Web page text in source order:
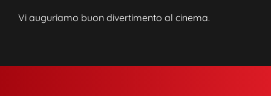
Vi auguriamo buon divertimento al cinema.